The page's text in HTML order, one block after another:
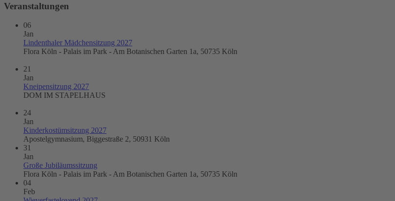
Veranstaltungen
06
Jan
Lindenthaler Mädchensitzung 2027
Flora Köln - Palais im Park - Am Botanischen Garten 1a, 50735 Köln
21
Jan
Kneipensitzung 2027
DOM IM STAPELHAUS
24
Jan
Kinderkostümsitzung 2027
Apostelgymnasium, Biggestraße 2, 50931 Köln
31
Jan
Große Jubiläumssitzung
Flora Köln - Palais im Park - Am Botanischen Garten 1a, 50735 Köln
04
Feb